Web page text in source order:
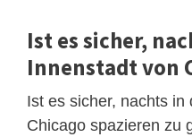
Ist es sicher,
Innenstadt von
Ist es sicher, nachts in
Chicago spazieren zu